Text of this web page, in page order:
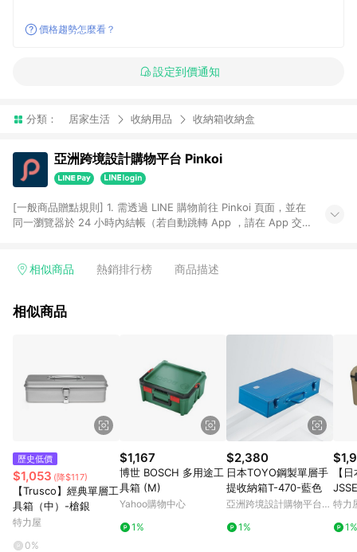
價格趨勢怎麼看？
設定到價通知
分類： 居家生活 收納用品 收納箱收納盒
亞洲跨境設計購物平台 Pinkoi
[一般商品贈點規則] 1. 需透過 LINE 購物前往 Pinkoi 頁面，並在
同一瀏覽器於 24 小時內結帳（若自動跳轉 App ，請在 App 交
回饋訂單不得享有 Pinkoi 站方優惠，例如首購優惠，P coins，
行為，不具贈點資格，部分退款不在此限。 6. APP 請更新至
運費，攤位費等不具贈點資格。 9. LINE 購物站上之商品規格、
顏色、價位、贈品如與 Pinkoi 商品資訊頁及購物車不符，以
Pinkoi 購物商品資訊頁及購物車標示為準。 10. 點數紅包使用規
則請以點數紅包活動說明為準。 11. 若於 LINE 購物前往 Pinkoi
頁面後才首次下載 Pinkoi APP 並完成訂單，不符合導購資格；承
上，首次下載 Pinkoi APP 後，需透過 LINE 購物前往 Pinkoi 頁
相似商品 熱銷排行榜 商品描述
相似商品
歷史低價
$1,053 (降$117)
【Trusco】經典單層工
具箱（中）-槍銀
特力屋
0%
$1,167
博世 BOSCH 多用途工
具箱 (M)
Yahoo購物中心
1%
$2,380
日本TOYO鋼製單層手
提收納箱T-470-藍色
亞洲跨境設計購物平台
1%
【
5L
特力
1%